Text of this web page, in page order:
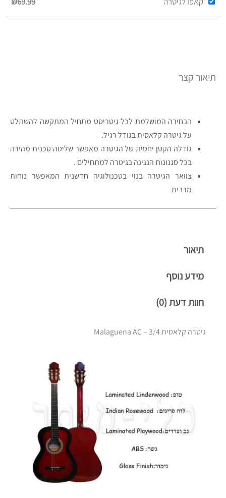
תיאור קצר
הבחירה המושלמת לכל גיטריסט מתחיל המתקשה להשתלט
על גיטרה קלאסית בגודל רגיל.
גודלה הקטן יחסית של הגיטרה מאפשר שליטה טכנית מהירה
בכל סגנונות הנגינה בגיטרה למתחילים .
צוואר הגיטרה בנוי בטכנולוגיה חדשנית המאפשר נוחות
מרבית
תיאור
מידע נוסף
חוות דעת (0)
גיטרה קלאסית 3/4 – Malaguena AC